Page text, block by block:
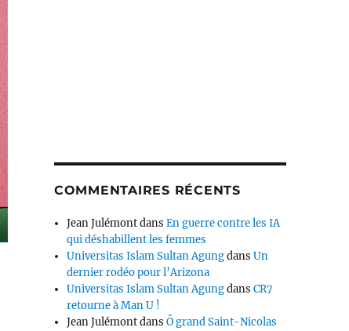
COMMENTAIRES RÉCENTS
Jean JulémontdansEn guerre contre les IA
qui déshabillent les femmes
Universitas Islam Sultan AgungdansUn
dernier rodéo pour l’Arizona
Universitas Islam Sultan AgungdansCR7
retourne à Man U !
Jean JulémontdansÔ grand Saint-Nicolas